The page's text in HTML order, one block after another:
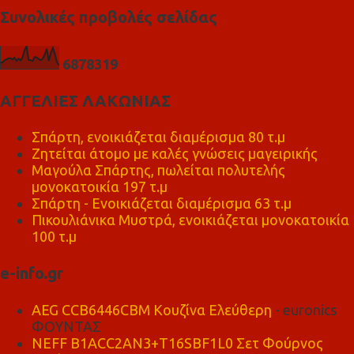
Συνολικές προβολές σελίδας
6878319
ΑΓΓΕΛΙΕΣ ΛΑΚΩΝΙΑΣ
Σπάρτη, ενοικιάζεται διαμέρισμα 80 τ.μ
Ζητείται άτομο με καλές γνώσεις μαγειρικής
Μαγούλα Σπάρτης, πωλείται πολυτελής
μονοκατοικία 197 τ.μ
Σπάρτη - Ενοικιάζεται διαμέρισμα 63 τ.μ
Πικουλιάνικα Μυστρά, ενοικιάζεται μονοκατοικία
100 τ.μ
e-info.gr
AEG CCB6446CBM Κουζίνα Ελεύθερη - euronics
ΦΟΥΝΤΑΣ
NEFF B1ACC2AN3+T16SBF1L0 Σετ Φούρνος